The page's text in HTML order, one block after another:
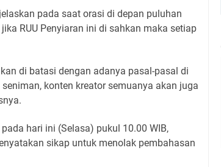
pada saat orasi di depan puluhan
RUU Penyiaran ini di sahkan maka setiap
di batasi dengan adanya pasal-pasal di
konten kreator semuanya akan juga
hari ini (Selasa) pukul 10.00 WIB,
sikap untuk menolak pembahasan